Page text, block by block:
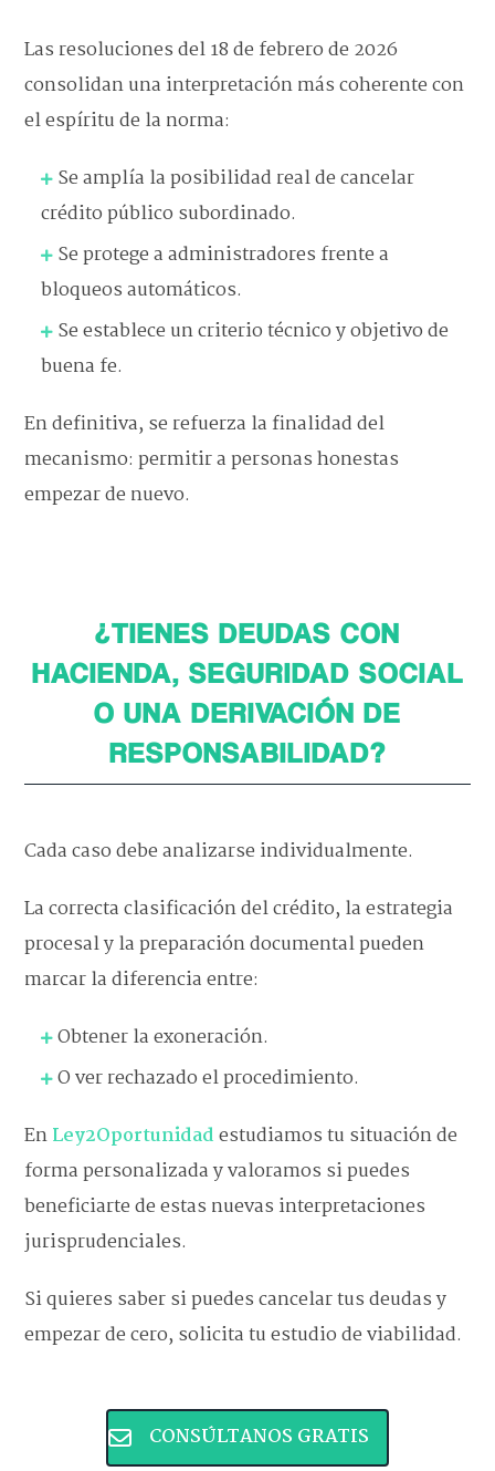
Las resoluciones del 18 de febrero de 2026
consolidan una interpretación más coherente con
el espíritu de la norma:
Se amplía la posibilidad real de cancelar
crédito público subordinado.
Se protege a administradores frente a
bloqueos automáticos.
Se establece un criterio técnico y objetivo de
buena fe.
En definitiva, se refuerza la finalidad del
mecanismo: permitir a personas honestas
empezar de nuevo.
¿TIENES DEUDAS CON
HACIENDA, SEGURIDAD SOCIAL
O UNA DERIVACIÓN DE
RESPONSABILIDAD?
Cada caso debe analizarse individualmente.
La correcta clasificación del crédito, la estrategia
procesal y la preparación documental pueden
marcar la diferencia entre:
Obtener la exoneración.
O ver rechazado el procedimiento.
EnLey2Oportunidadestudiamos tu situación de
forma personalizada y valoramos si puedes
beneficiarte de estas nuevas interpretaciones
jurisprudenciales.
Si quieres saber si puedes cancelar tus deudas y
empezar de cero, solicita tu estudio de viabilidad.
CONSÚLTANOS GRATIS